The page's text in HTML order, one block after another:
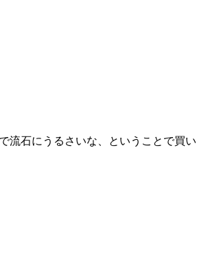
流石にうるさいな、ということで買い